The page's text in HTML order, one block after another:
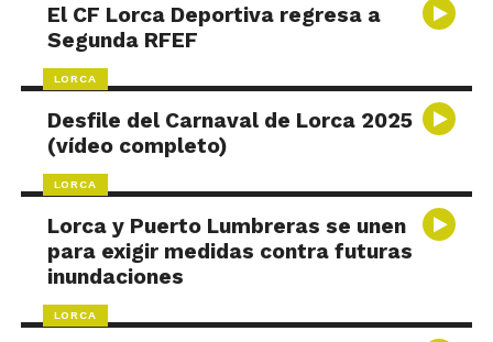
El CF Lorca Deportiva regresa a
Segunda RFEF
LORCA
Desfile del Carnaval de Lorca 2025
(vídeo completo)
LORCA
Lorca y Puerto Lumbreras se unen
para exigir medidas contra futuras
inundaciones
LORCA